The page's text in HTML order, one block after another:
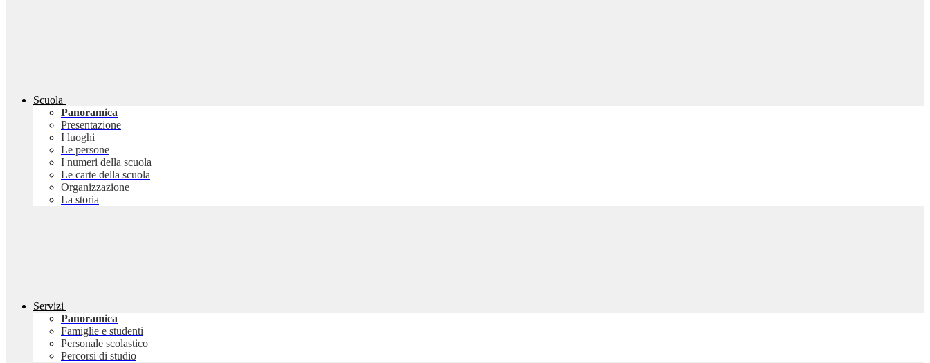
Scuola
Panoramica
Presentazione
I luoghi
Le persone
I numeri della scuola
Le carte della scuola
Organizzazione
La storia
Servizi
Panoramica
Famiglie e studenti
Personale scolastico
Percorsi di studio